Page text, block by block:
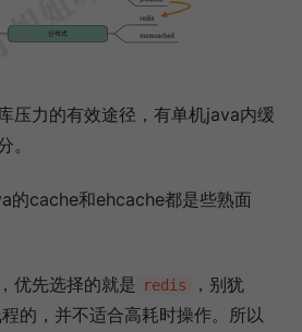
压力的有效途径，有单机java内缓
。
的cache和ehcache都是些熟面
优先选择的就是 redis
，别犹
的，并不适合高耗时操作。所以